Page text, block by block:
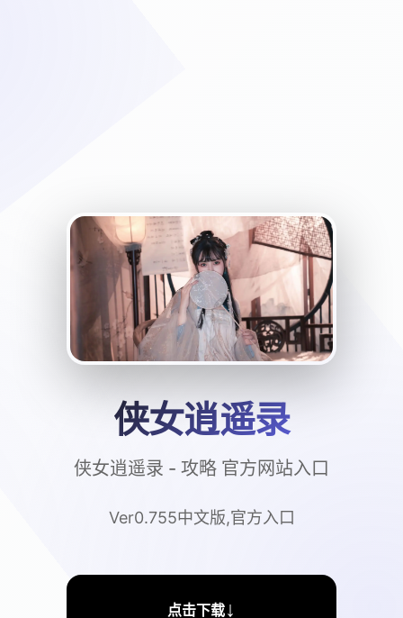
侠女逍遥录
侠女逍遥录 - 攻略 官方网站入口
Ver0.755中文版,官方入口
点击下载↓